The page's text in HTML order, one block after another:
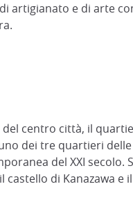
artigianato e di arte
centro città, il
dei tre quartieri
del XXI secolo.
di Kanazawa e